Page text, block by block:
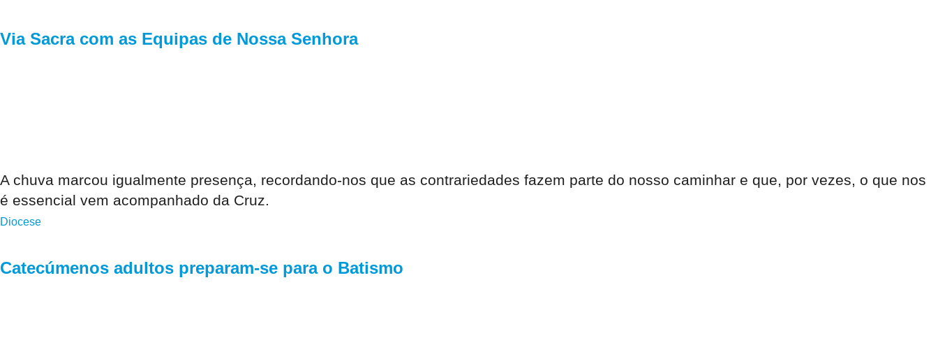
Via Sacra com as Equipas de Nossa Senhora
A chuva marcou igualmente presença, recordando-nos que as contrariedades fazem parte do nosso caminhar e que, por vezes, o que nos
é essencial vem acompanhado da Cruz.
Diocese
Catecúmenos adultos preparam-se para o Batismo